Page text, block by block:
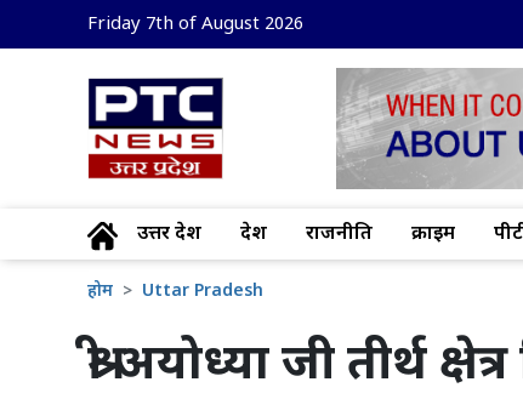
Friday 7th of August 2026
उत्तर प्रदेश देश राजनीति क्राइम
होम Uttar Pradesh
श्री अयोध्या जी तीर्थ